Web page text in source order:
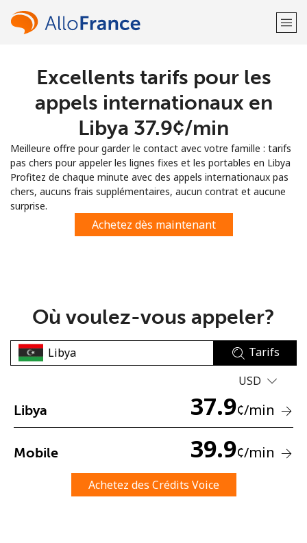
Bienvenue!
Vous avez déjà un compte?
S'enregistrer avec
ou
Aucun mot de passe créé
Une lettre majuscule et une lettre minuscule
Un caractère spécial
Excellents tarifs pour les
appels internationaux en
Libya ⁦37.9¢⁩/min
Meilleure offre pour garder le contact avec votre famille : tarifs
pas chers pour appeler les lignes fixes et les portables en Libya
Profitez de chaque minute avec des appels internationaux pas
chers, aucuns frais supplémentaires, aucun contrat et aucune
surprise.
Achetez dès maintenant
Où voulez-vous appeler?
Tarifs
USD
Libya 37.9¢/min
Mobile 39.9¢/min
Achetez des Crédits Voice